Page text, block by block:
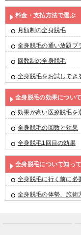
料金・支払方法で選ぶ
月額制の全身脱毛
全身脱毛の通い放題プ
回数制の全身脱毛
全身脱毛をお試しでき
全身脱毛の効果について
効果が高い医療脱毛を
全身脱毛の回数と効果
全身脱毛1回目の効果
全身脱毛について知っ
全身脱毛に行く前に必
全身脱毛の体勢、施術